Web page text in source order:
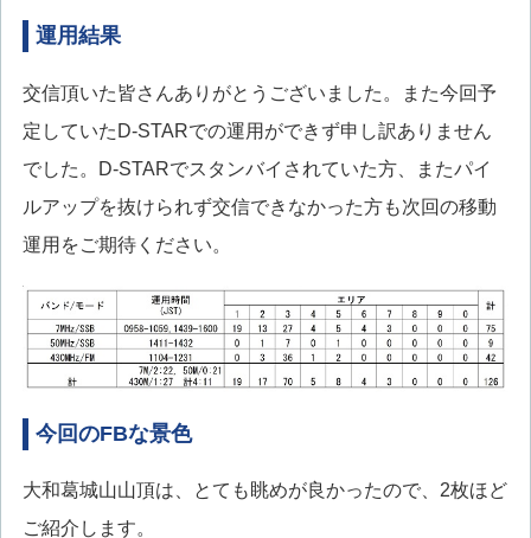
運用結果
交信頂いた皆さんありがとうございました。また今回予
定していたD-STARでの運用ができず申し訳ありません
でした。D-STARでスタンバイされていた方、またパイ
ルアップを抜けられず交信できなかった方も次回の移動
運用をご期待ください。
今回のFBな景色
大和葛城山山頂は、とても眺めが良かったので、2枚ほど
ご紹介します。